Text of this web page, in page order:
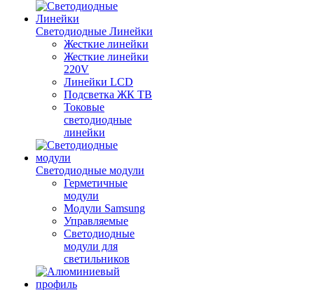
Светодиодные Линейки
Жесткие линейки
Жесткие линейки
220V
Линейки LCD
Подсветка ЖК ТВ
Токовые
светодиодные
линейки
Светодиодные модули
Герметичные
модули
Модули Samsung
Управляемые
Светодиодные
модули для
светильников